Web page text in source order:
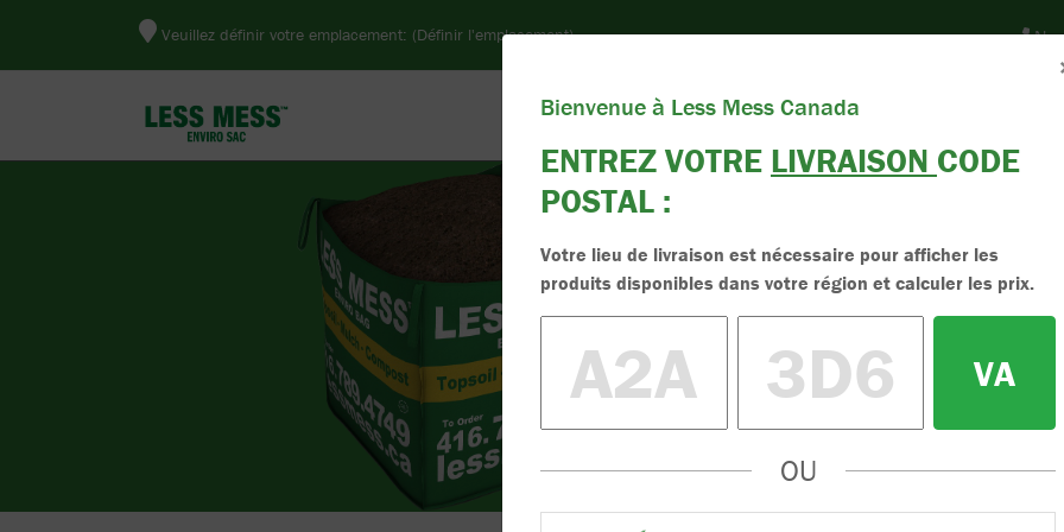
Veuillez définir votre emplacement: (Définir l'emplacement)
Products Resources Nouvelles Et Blogs
Achetez
Avec une
La terre Less Mess
promouvoir la santé
Bienvenue à Less Mess Canada
ENTREZ VOTRE LIVRAISON CODE
POSTAL :
Votre lieu de livraison est nécessaire pour afficher les
produits disponibles dans votre région et calculer les prix.
VA
OU